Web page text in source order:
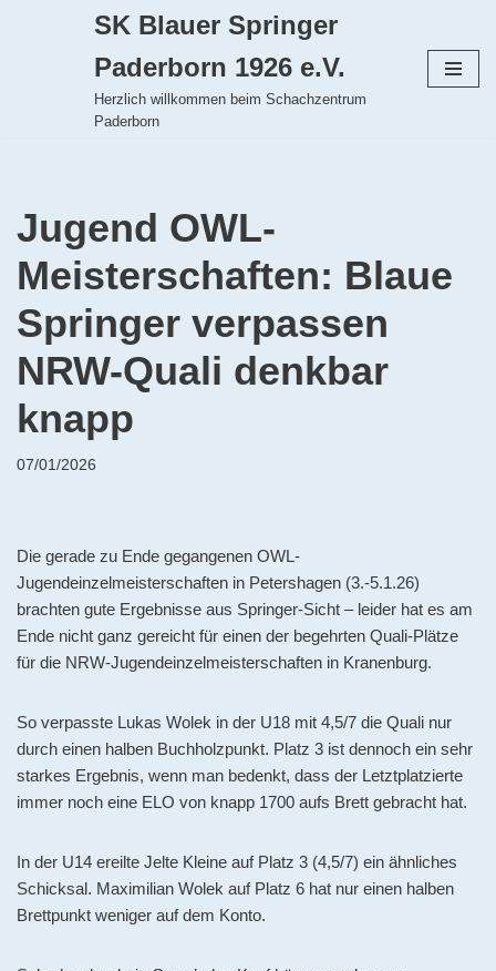
SK Blauer Springer
Paderborn 1926 e.V.
Herzlich willkommen beim Schachzentrum
Paderborn
Jugend OWL-
Meisterschaften: Blaue
Springer verpassen
NRW-Quali denkbar
knapp
07/01/2026
Die gerade zu Ende gegangenen OWL-
Jugendeinzelmeisterschaften in Petershagen (3.-5.1.26)
brachten gute Ergebnisse aus Springer-Sicht – leider hat es am
Ende nicht ganz gereicht für einen der begehrten Quali-Plätze
für die NRW-Jugendeinzelmeisterschaften in Kranenburg.
So verpasste Lukas Wolek in der U18 mit 4,5/7 die Quali nur
durch einen halben Buchholzpunkt. Platz 3 ist dennoch ein sehr
starkes Ergebnis, wenn man bedenkt, dass der Letztplatzierte
immer noch eine ELO von knapp 1700 aufs Brett gebracht hat.
In der U14 ereilte Jelte Kleine auf Platz 3 (4,5/7) ein ähnliches
Schicksal. Maximilian Wolek auf Platz 6 hat nur einen halben
Brettpunkt weniger auf dem Konto.